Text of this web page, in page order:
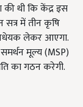
की थी कि केंद्र इस
में तीन कृषि
लेकर आएगा.
मूल्य (MSP)
का गठन करेगी.